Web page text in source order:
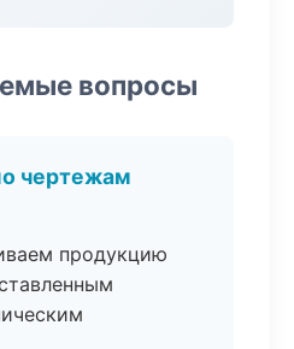
вопросы
чертежам
продукцию